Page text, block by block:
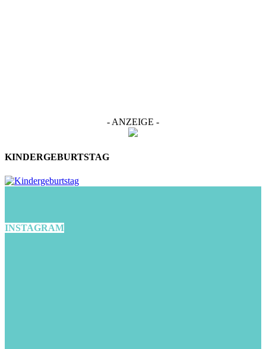
- ANZEIGE -
KINDERGEBURTSTAG
INSTAGRAM